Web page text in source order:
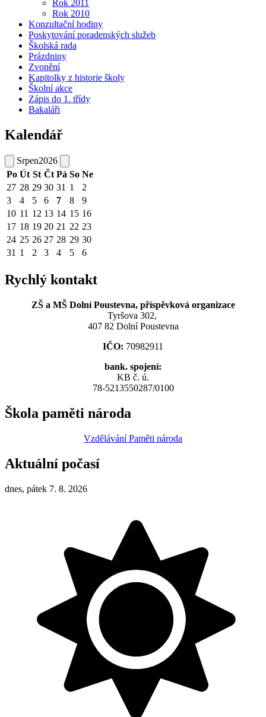
Rok 2011
Rok 2010
Konzultační hodiny
Poskytování poradenských služeb
Školská rada
Prázdniny
Zvonění
Kapitolky z historie školy
Školní akce
Zápis do 1. třídy
Bakaláři
Kalendář
Srpen2026
Po Út St Čt Pá So Ne
27 28 29 30 31 1
2
3
4 5 6 7 8
9
10 11 12 13 14 15 16
17 18 19 20 21 22 23
24 25 26 27 28 29 30
31 1 2 3 4 5 6
Rychlý kontakt
ZŠ a MŠ Dolní Poustevna, příspěvková organizace
Tyršova 302,
407 82 Dolní Poustevna
IČO: 70982911
bank. spojení:
KB č. ú.
78-5213550287/0100
Škola paměti národa
Vzdělávání Paměti národa
Aktuální počasí
dnes, pátek 7. 8. 2026